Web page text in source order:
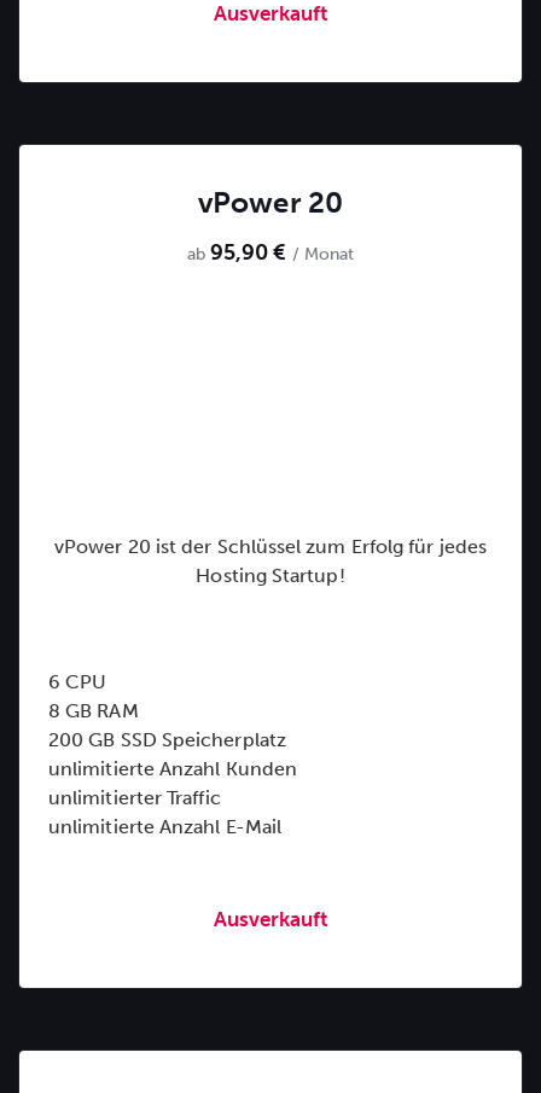
Ausverkauft
vPower 20
ab95,90 € / Monat
vPower 20 ist der Schlüssel zum Erfolg für jedes
Hosting Startup!
6 CPU
8 GB RAM
200 GB SSD Speicherplatz
unlimitierte Anzahl Kunden
unlimitierter Traffic
unlimitierte Anzahl E-Mail
Ausverkauft